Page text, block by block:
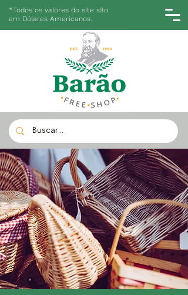
*Todos os valores do site são
em Dólares Americanos.